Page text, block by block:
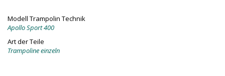
Modell Trampolin Technik
Apollo Sport 400
Art der Teile
Trampoline einzeln